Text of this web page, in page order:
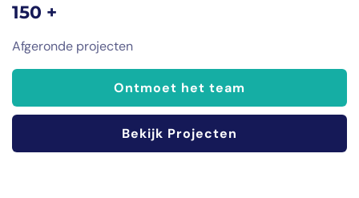
150 +
Afgeronde projecten
Ontmoet het team
Bekijk Projecten